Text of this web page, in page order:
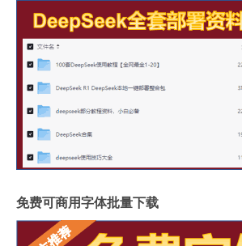
免费可商用字体批量下载